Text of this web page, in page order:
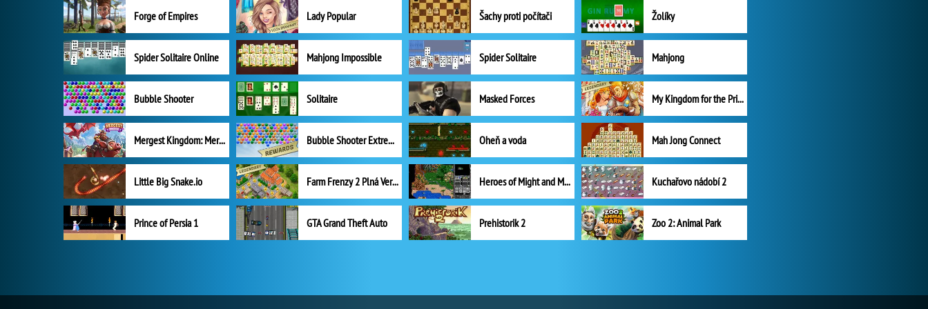
Forge of Empires Lady Popular Šachy proti počítači Žolíky
Spider Solitaire Online Mahjong Impossible Spider Solitaire Mahjong
Bubble Shooter Solitaire Masked Forces My Kingdom for the Princess Plná verze
Mergest Kingdom: Merge Puzzle Bubble Shooter Extreme Oheň a voda Mah Jong Connect
Little Big Snake.io Farm Frenzy 2 Plná Verze Heroes of Might and Magic II Kuchařovo nádobí 2
Prince of Persia 1 GTA Grand Theft Auto Prehistorik 2 Zoo 2: Animal Park